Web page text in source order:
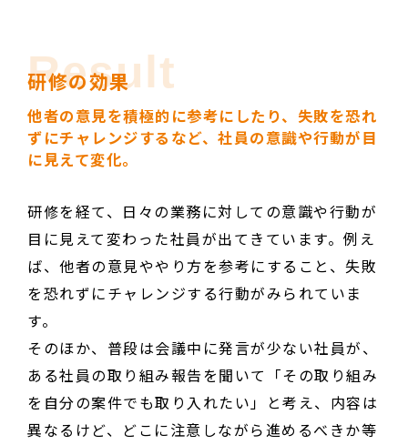
Result
研修の効果
他者の意見を積極的に参考にしたり、失敗を恐れ
ずにチャレンジするなど、社員の意識や行動が目
に見えて変化。
研修を経て、日々の業務に対しての意識や行動が
目に見えて変わった社員が出てきています。例え
ば、他者の意見ややり方を参考にすること、失敗
を恐れずにチャレンジする行動がみられていま
す。
そのほか、普段は会議中に発言が少ない社員が、
ある社員の取り組み報告を聞いて「その取り組み
を自分の案件でも取り入れたい」と考え、内容は
異なるけど、どこに注意しながら進めるべきか等